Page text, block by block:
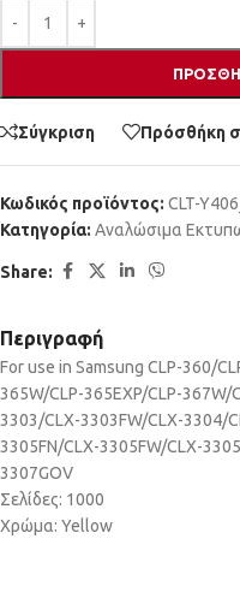
Σύγκριση Πρόσθήκη
Κωδικός προϊόντος: CLT-
Κατηγορία: Αναλώσιμα
Share:
Περιγραφή
For use in Samsung CLP-360/
365W/CLP-365EXP/CLP-
3303/CLX-3303FW/CLX-3304/
3305FN/CLX-3305FW/CLX-
3307GOV
Σελίδες: 1000
Χρώμα: Yellow